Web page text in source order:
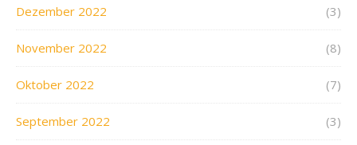
Dezember 2022 (3)
November 2022 (8)
Oktober 2022 (7)
September 2022 (3)